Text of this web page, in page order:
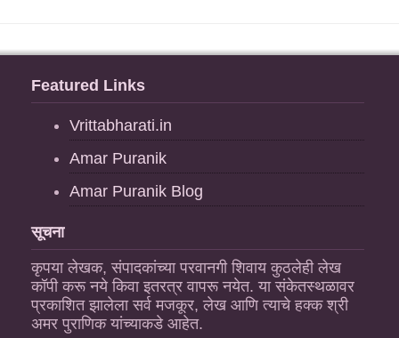
Featured Links
Vrittabharati.in
Amar Puranik
Amar Puranik Blog
सूचना
कृपया लेखक, संपादकांच्या परवानगी शिवाय कुठलेही लेख
कॉपी करू नये किवा इतरत्र वापरू नयेत. या संकेतस्थळावर
प्रकाशित झालेला सर्व मजकूर, लेख आणि त्याचे हक्क श्री
अमर पुराणिक यांच्याकडे आहेत.